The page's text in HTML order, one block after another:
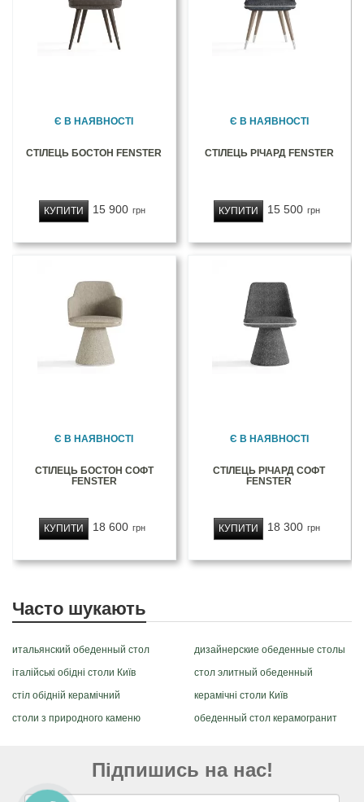
Є В НАЯВНОСТІ
СТІЛЕЦЬ БОСТОН FENSTER
15 900 грн
КУПИТИ
Є В НАЯВНОСТІ
СТІЛЕЦЬ РІЧАРД FENSTER
15 500 грн
КУПИТИ
Є В НАЯВНОСТІ
СТІЛЕЦЬ БОСТОН СОФТ
FENSTER
18 600 грн
КУПИТИ
Є В НАЯВНОСТІ
СТІЛЕЦЬ РІЧАРД СОФТ
FENSTER
18 300 грн
КУПИТИ
Часто шукають
итальянский обеденный стол
дизайнерские обеденные столы
італійські обідні столи Київ
стол элитный обеденный
стіл обідній керамічний
керамічні столи Київ
столи з природного каменю
обеденный стол керамогранит
Підпишись на нас!